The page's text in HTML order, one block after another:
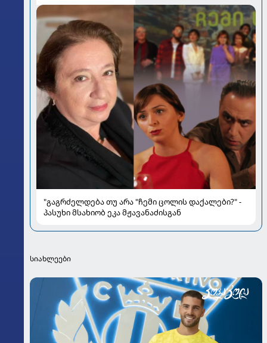
"გაგრძელდება თუ არა "ჩემი ცოლის დაქალები?" -
პასუხი მსახიობ ეკა მჟავანაძისგან
სიახლეები